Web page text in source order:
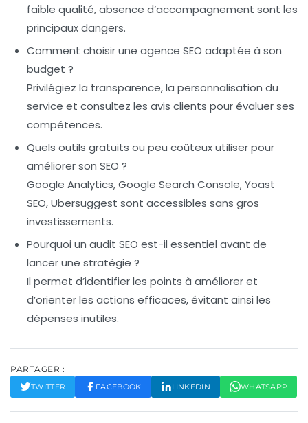
faible qualité, absence d’accompagnement sont les
principaux dangers.
Comment choisir une agence SEO adaptée à son
budget ?
Privilégiez la transparence, la personnalisation du
service et consultez les avis clients pour évaluer ses
compétences.
Quels outils gratuits ou peu coûteux utiliser pour
améliorer son SEO ?
Google Analytics, Google Search Console, Yoast
SEO, Ubersuggest sont accessibles sans gros
investissements.
Pourquoi un audit SEO est-il essentiel avant de
lancer une stratégie ?
Il permet d’identifier les points à améliorer et
d’orienter les actions efficaces, évitant ainsi les
dépenses inutiles.
PARTAGER :
TWITTER FACEBOOK LINKEDIN WHATSAPP